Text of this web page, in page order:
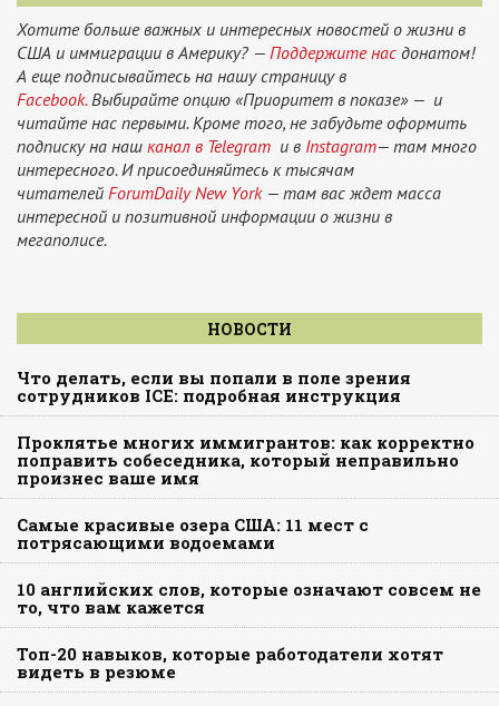
Хотите больше важных и интересных новостей о жизни в
США и иммиграции в Америку? — Поддержите нас донатом!
А еще подписывайтесь на нашу страницу в
Facebook.Выбирайте опцию «Приоритет в показе» — и
читайте нас первыми. Кроме того, не забудьте оформить
подписку на наш канал в Telegram и в Instagram— там много
интересного. И присоединяйтесь к тысячам
читателей ForumDaily New York— там вас ждет масса
интересной и позитивной информации о жизни в
мегаполисе.
НОВОСТИ
Что делать, если вы попали в поле зрения
сотрудников ICE: подробная инструкция
Проклятье многих иммигрантов: как корректно
поправить собеседника, который неправильно
произнес ваше имя
Самые красивые озера США: 11 мест с
потрясающими водоемами
10 английских слов, которые означают совсем не
то, что вам кажется
Топ-20 навыков, которые работодатели хотят
видеть в резюме